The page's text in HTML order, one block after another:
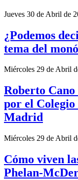
Jueves 30 de Abril de
¿Podemos
tema del
Miércoles 29 de Abril
Roberto
por el Colegio
Madrid
Miércoles 29 de Abril
Cómo viven
Phelan-